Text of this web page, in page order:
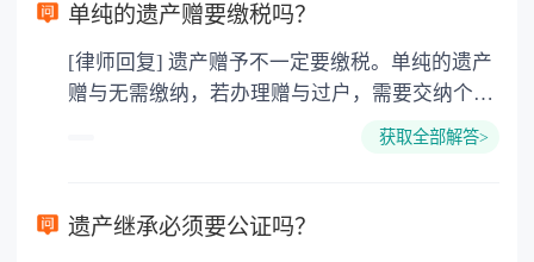
单纯的遗产赠要缴税吗？
[律师回复] 遗产赠予不一定要缴税。单纯的遗产
赠与无需缴纳，若办理赠与过户，需要交纳个人
所得税、契税和公证费。赠与过户是没有增值税
要缴纳公证费，具体如下： 1. 公证费：按房
获取全部解答>
遗产继承必须要公证吗？